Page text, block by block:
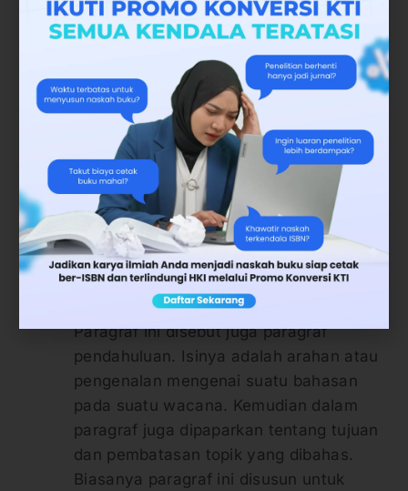
i. Penguraian
Paragraf penguraian dapat
dikembangkan dengan cara memilah-
milah atau mengklasifikasikan sesuatu.
Dengan kata lain, paragraf ini berisi
penjelasan berupa uraian atau rincian.
Berdasarkan fungsinya
Berdasarkan fungsinya, paragraf terdiri
atas paragraf pembuka, penghubung,
dan penutup. Masing-masing uraiannya
dapat kita lihat dalam beberapa poin
berikut.
a. Paragraf pembuka
Paragraf ini disebut juga paragraf
pendahuluan. Isinya adalah arahan atau
pengenalan mengenai suatu bahasan
pada suatu wacana. Kemudian dalam
paragraf juga dipaparkan tentang tujuan
dan pembatasan topik yang dibahas.
Biasanya paragraf ini disusun untuk